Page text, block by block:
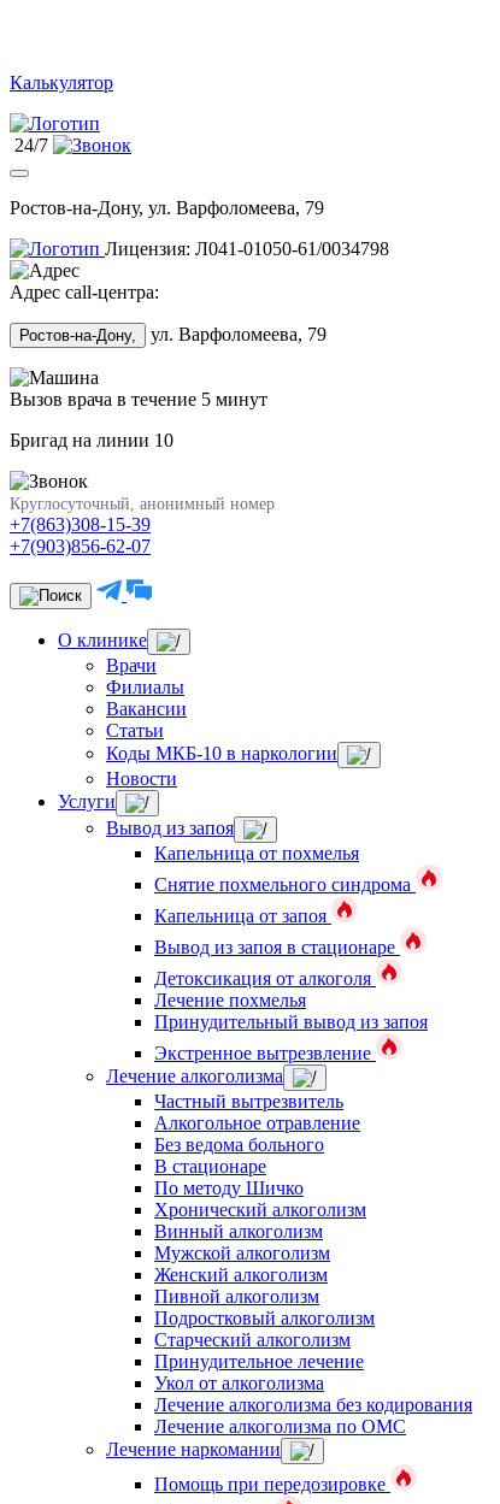
Калькулятор
24/7
Ростов-на-Дону, ул. Варфоломеева, 79
Лицензия: Л041-01050-61/0034798
Адрес call-центра:
Ростов-на-Дону, ул. Варфоломеева, 79
Вызов врача в течение 5 минут
Бригад на линии 10
Круглосуточный, анонимный номер
+7(863)308-15-39
+7(903)856-62-07
О клинике
Врачи
Филиалы
Вакансии
Статьи
Коды МКБ-10 в наркологии
Новости
Услуги
Вывод из запоя
Капельница от похмелья
Снятие похмельного синдрома
Капельница от запоя
Вывод из запоя в стационаре
Детоксикация от алкоголя
Лечение похмелья
Принудительный вывод из запоя
Экстренное вытрезвление
Лечение алкоголизма
Частный вытрезвитель
Алкогольное отравление
Без ведома больного
В стационаре
По методу Шичко
Хронический алкоголизм
Винный алкоголизм
Мужской алкоголизм
Женский алкоголизм
Пивной алкоголизм
Подростковый алкоголизм
Старческий алкоголизм
Принудительное лечение
Укол от алкоголизма
Лечение алкоголизма без кодирования
Лечение алкоголизма по ОМС
Лечение наркомании
Помощь при передозировке